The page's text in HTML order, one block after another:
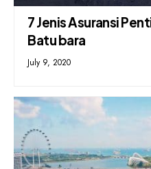
7 Jenis Asuransi
Batu bara
July 9, 2020